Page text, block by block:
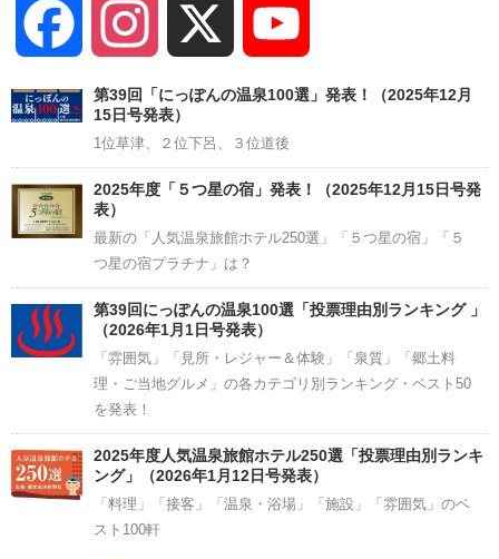
Facebook Instagram
Channel
第39回「にっぽんの温泉100選」発表！（2025年12月
15日号発表）
1位草津、２位下呂、３位道後
2025年度「５つ星の宿」発表！（2025年12月15日号発
表）
最新の「人気温泉旅館ホテル250選」「５つ星の宿」「５
つ星の宿プラチナ」は？
第39回にっぽんの温泉100選「投票理由別ランキング 」
（2026年1月1日号発表）
「雰囲気」「見所・レジャー＆体験」「泉質」「郷土料
理・ご当地グルメ」の各カテゴリ別ランキング・ベスト50
を発表！
2025年度人気温泉旅館ホテル250選「投票理由別ランキ
ング」（2026年1月12日号発表）
「料理」「接客」「温泉・浴場」「施設」「雰囲気」のベ
スト100軒